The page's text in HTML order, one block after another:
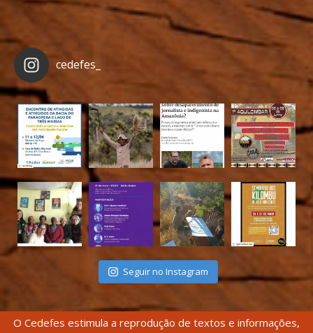
cedefes_
Seguir no Instagram
O Cedefes estimula a reprodução de textos e informações,